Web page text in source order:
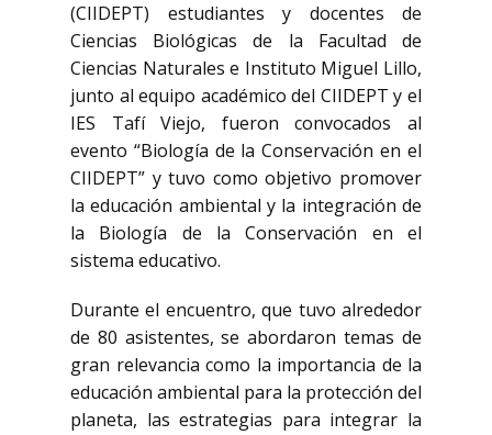
(CIIDEPT) estudiantes y docentes de
Ciencias Biológicas de la Facultad de
Ciencias Naturales e Instituto Miguel Lillo,
junto al equipo académico del CIIDEPT y el
IES Tafí Viejo, fueron convocados al
evento “Biología de la Conservación en el
CIIDEPT” y tuvo como objetivo promover
la educación ambiental y la integración de
la Biología de la Conservación en el
sistema educativo.
Durante el encuentro, que tuvo alrededor
de 80 asistentes, se abordaron temas de
gran relevancia como la importancia de la
educación ambiental para la protección del
planeta, las estrategias para integrar la